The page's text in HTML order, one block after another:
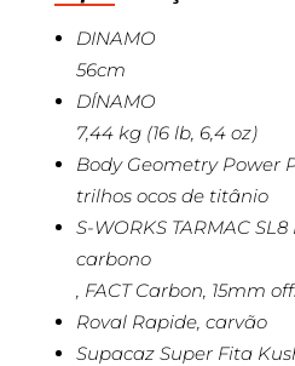
DINAMO
56cm
DÍNAMO
7,44 kg (16 lb, 6,4 oz)
Body Geometry Power
trilhos ocos de titânio
S-WORKS TARMAC
carbono
, FACT Carbon, 15mm
Roval Rapide, carvão
Supacaz Super Fita